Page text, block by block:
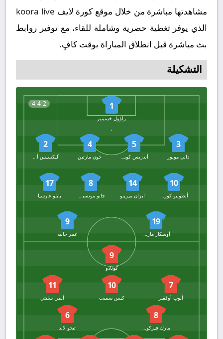
مشاهدتها مباشرة من خلال موقع كورة لايف koora live
الذي يوفر تغطية حصرية وشاملة للقاء، مع توفير روابط
بث مباشرة قبل انطلاق المباراة بوقت كافٍ.
التشكيلة
4-4-2 1
راؤول خيمينيز
3
داني مونوز
5
أندريس كوينكا
4
جون مارتين
2
أليكسيس أولميدو
10
14
ايزان ميرينو
8
17
بابلو غارسيا
19
أوسكار ماركوس
9
عمر جانيه
9
كونادو
7
أيوب أوفقير
10
كيس سميت
11
أيمن سليتي
8
مارك فيركويل
6
تيجو لاند